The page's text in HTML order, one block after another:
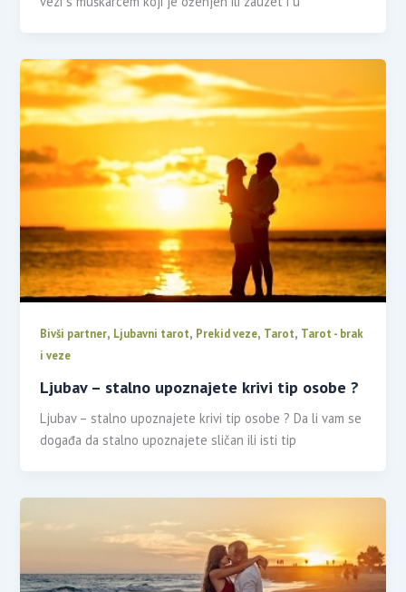
Bivši partner, Ljubavni tarot, Prekid veze, Tarot, Tarot - brak
i veze
Ljubav – stalno upoznajete krivi tip osobe ?
Ljubav – stalno upoznajete krivi tip osobe ? Da li vam se
događa da stalno upoznajete sličan ili isti tip